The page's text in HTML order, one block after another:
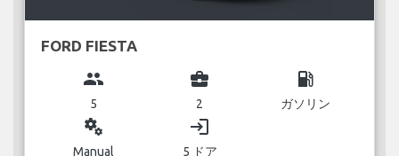
FORD FIESTA
group
5
business_center
2
local_gas_station
ガソリン
miscellaneous_services
Manual
login
5 ドア